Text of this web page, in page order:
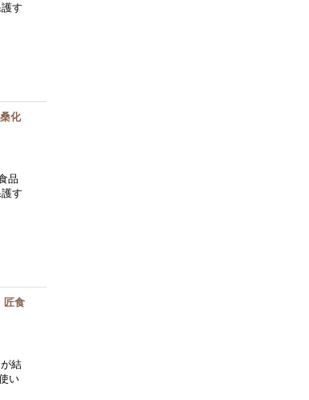
す
化
品
す
匠食
結
い